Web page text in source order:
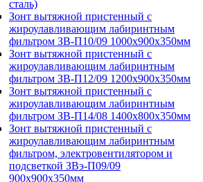
сталь)
Зонт вытяжной пристенный с
жироулавливающим лабиринтным
фильтром ЗВ-П10/09 1000х900х350мм
Зонт вытяжной пристенный с
жироулавливающим лабиринтным
фильтром ЗВ-П12/09 1200х900х350мм
Зонт вытяжной пристенный с
жироулавливающим лабиринтным
фильтром ЗВ-П14/08 1400х800х350мм
Зонт вытяжной пристенный с
жироулавливающим лабиринтным
фильтром, электровентилятором и
подсветкой ЗВэ-П09/09
900х900х350мм